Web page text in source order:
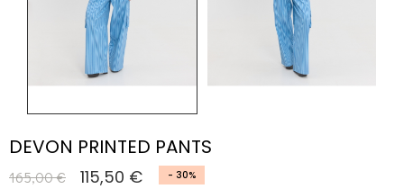
DEVON PRINTED PANTS
165,00 € 115,50 € - 30%